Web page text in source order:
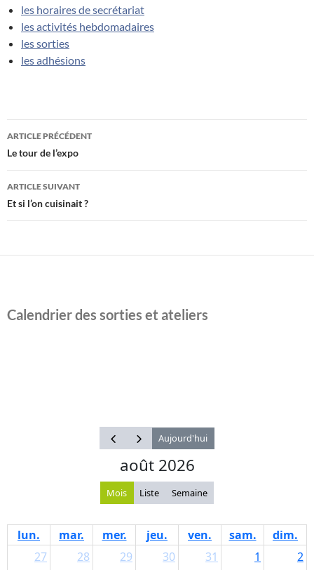
les horaires de secrétariat
les activités hebdomadaires
les sorties
les adhésions
Navigation
des
articles
ARTICLE PRÉCÉDENT
Le tour de l’expo
ARTICLE SUIVANT
Et si l’on cuisinait ?
Calendrier des sorties et ateliers